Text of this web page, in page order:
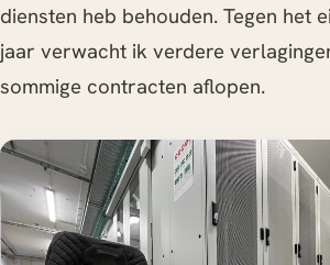
diensten heb behouden. Tegen het
jaar verwacht ik verdere
sommige contracten aflopen.